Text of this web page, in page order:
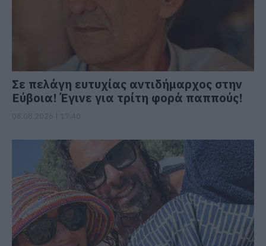
Σε πελάγη ευτυχίας αντιδήμαρχος στην
Εύβοια! Έγινε για τρίτη φορά παππούς!